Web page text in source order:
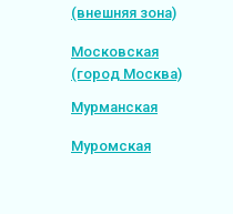
(внешняя зона)
Московская
(город Москва)
Мурманская
Муромская